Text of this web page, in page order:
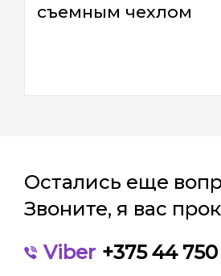
съемным чехлом
Остались еще
Звоните, я вас
Viber +375 44 750